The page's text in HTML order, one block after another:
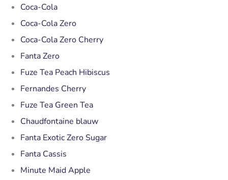
Coca-Cola
Coca-Cola Zero
Coca-Cola Zero Cherry
Fanta Zero
Fuze Tea Peach Hibiscus
Fernandes Cherry
Fuze Tea Green Tea
Chaudfontaine blauw
Fanta Exotic Zero Sugar
Fanta Cassis
Minute Maid Apple